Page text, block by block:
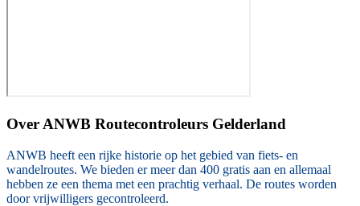
Over ANWB Routecontroleurs Gelderland
ANWB heeft een rijke historie op het gebied van fiets- en
wandelroutes. We bieden er meer dan 400 gratis aan en allemaal
hebben ze een thema met een prachtig verhaal. De routes worden
door vrijwilligers gecontroleerd.